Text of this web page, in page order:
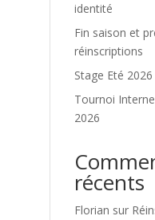
identité
Fin saison et
réinscriptions
Stage Eté 2026
Tournoi
2026
récents
Florian sur